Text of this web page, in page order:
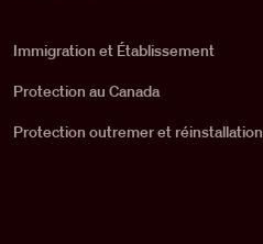
Immigration et Établissement
Protection au Canada
Protection outremer et réinstallation